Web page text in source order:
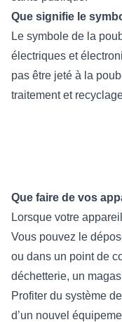
Que signifie le
Le symbole de la
électriques et
pas être jeté à la
traitement et
Que faire de vos
Lorsque votre
Vous pouvez le
ou dans un point de
déchetterie, un
Profiter du système
d’un nouvel